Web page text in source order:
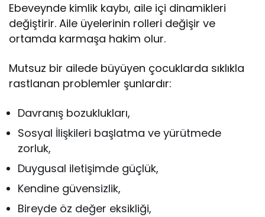
Ebeveynde kimlik kaybı, aile içi dinamikleri
değiştirir. Aile üyelerinin rolleri değişir ve
ortamda karmaşa hakim olur.
Mutsuz bir ailede büyüyen çocuklarda sıklıkla
rastlanan problemler şunlardır:
Davranış bozuklukları,
Sosyal İlişkileri başlatma ve yürütmede
zorluk,
Duygusal iletişimde güçlük,
Kendine güvensizlik,
Bireyde öz değer eksikliği,